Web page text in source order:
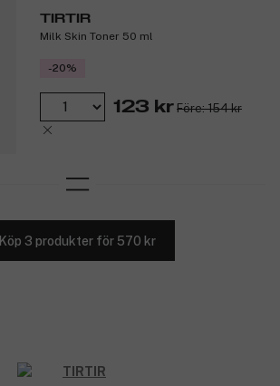
TIRTIR
Milk Skin Toner 50 ml
-20%
123 kr Före: 154 kr
Köp 3 produkter för 570 kr